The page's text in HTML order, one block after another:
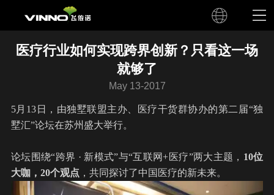
医疗行业如何实现跨界创新？只看这一场
就够了
May 13-2017
5月13日，由独墅联盟主办、医疗干货群协办的第二届“独
墅汇”论坛在苏州盛大举行。
论坛围绕“跨界 · 新模式”与“互联网+医疗”两大主题， 10位
大咖，20个观点 ，共同探讨了中国医疗的新未来。